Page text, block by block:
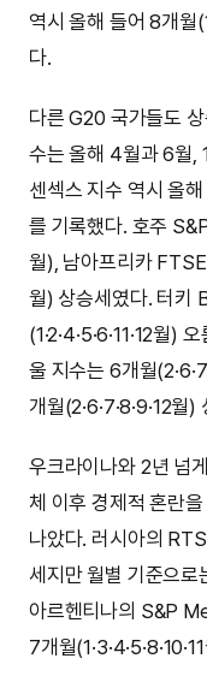
역시 올해 들어 8개월
다.
다른 G20 국가들도
수는 올해 4월과 6월,
센섹스 지수 역시 올
를 기록했다. 호주 S&P
월), 남아프리카 FTSE
월) 상승세였다. 터키
(1·2·4·5·6·11·12월)
울 지수는 6개월
개월(2·6·7·8·9·12
우크라이나와 2년 넘
체 이후 경제적 혼란
나았다. 러시아의
세지만 월별 기준으로
아르헨티나의 S&P
7개월